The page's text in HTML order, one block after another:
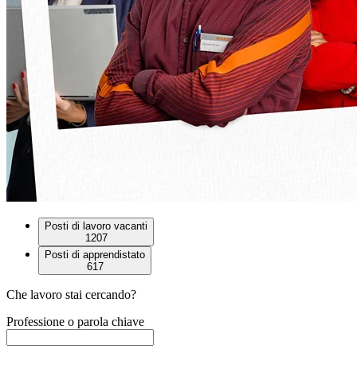
Posti di lavoro vacanti
1207
Posti di apprendistato
617
Che lavoro stai cercando?
Professione o parola chiave